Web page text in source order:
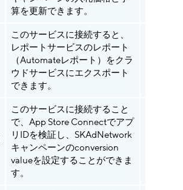
算を更新できます。
このサービスに接続すると、
レポートサービスのレポート
（Automateレポート）をクラ
ウドサービスにエクスポート
できます。
このサービスに接続すること
で、App Store Connectでアプ
リIDを検証し、SKAdNetwork
キャンペーンのconversion
valueを設定することができま
す。